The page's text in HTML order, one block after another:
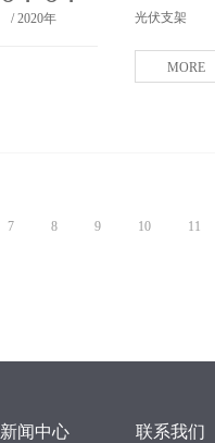
/ 2020年 光伏支架
MORE
7 8 9 10 11
新闻中心 联系我们